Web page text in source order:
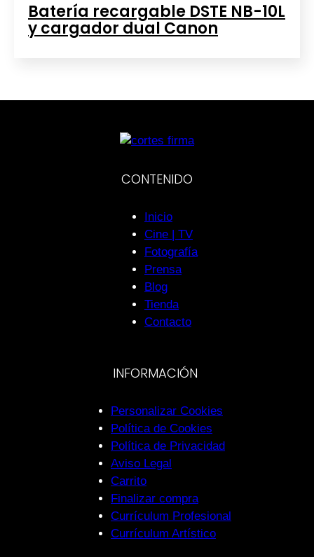
Batería recargable DSTE NB-10L
y cargador dual Canon
CONTENIDO
Inicio
Cine | TV
Fotografía
Prensa
Blog
Tienda
Contacto
INFORMACIÓN
Personalizar Cookies
Política de Cookies
Política de Privacidad
Aviso Legal
Carrito
Finalizar compra
Currículum Profesional
Currículum Artístico